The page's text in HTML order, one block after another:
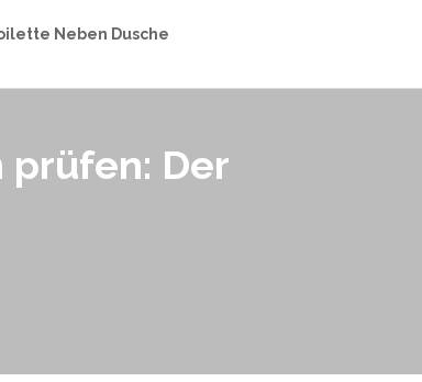
Neben Dusche
Der